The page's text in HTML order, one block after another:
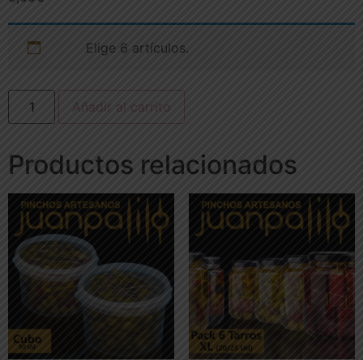
Elige 6 artículos.
Añadir al carrito
Productos relacionados